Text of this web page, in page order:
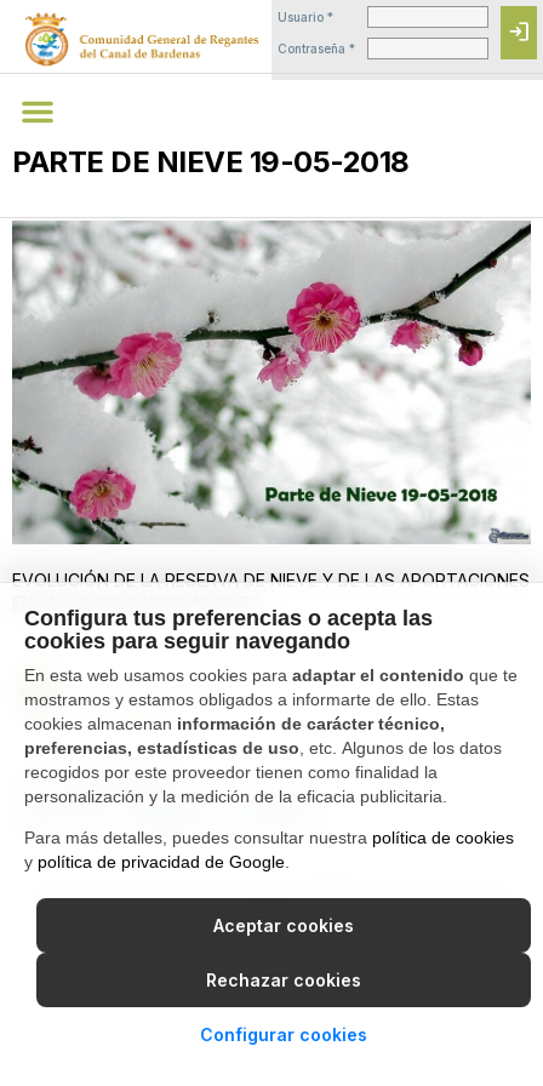
Configura tus preferencias o acepta las
cookies para seguir navegando
En esta web usamos cookies para adaptar el contenido que te
mostramos y estamos obligados a informarte de ello. Estas
cookies almacenan información de carácter técnico,
preferencias, estadísticas de uso , etc. Algunos de los datos
recogidos por este proveedor tienen como finalidad la
personalización y la medición de la eficacia publicitaria.
Para más detalles, puedes consultar nuestra política de cookies
y política de privacidad de Google
Aceptar cookies
Rechazar cookies
Configurar cookies
Usuario *
Contraseña *
login
PARTE DE NIEVE 19-05-2018
EVOLUCIÓN DE LA RESERVA DE NIEVE Y DE LAS APORTACIONES
Tfno. 976 662 311
Ctra Gallur-Sangüesa s/n 50600
Canal Interno de InformaciónPolítica de privacidad
Aviso LegalPolítica de cookies